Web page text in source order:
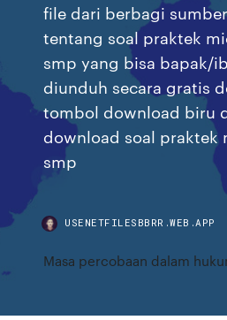
file dari berbagi sumber
tentang soal praktek
smp yang bisa bapak/
diunduh secara gratis
tombol download biru
download soal praktek
smp
USENETFILESBBRR.WEB.APP
Masa percobaan dalam